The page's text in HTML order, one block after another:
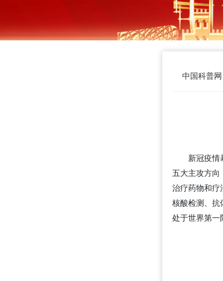
中国科普网
新冠疫情
五大主攻方向
治疗药物和疗
核酸检测、抗
处于世界第一